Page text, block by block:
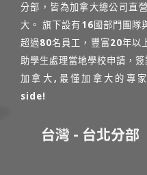
分部，皆為加拿大總公司直
大。 旗下設有16國部門團隊
超過80名員工，豐富20年以
助學生處理當地學校申請，
加拿大,最懂加拿大的專
side!
台灣 - 台北分部